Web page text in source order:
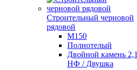
Строительный черновой
рядовой
М150
Полнотелый
Двойной камень 2,1
НФ / Двушка